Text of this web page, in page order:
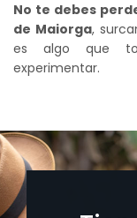
No te debes
de Maiorga,
es algo que
experimentar.